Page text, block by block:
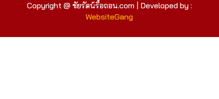
Copyright @ ชัยรัตน์รื้อถอน.com | Developed by :
WebsiteGang